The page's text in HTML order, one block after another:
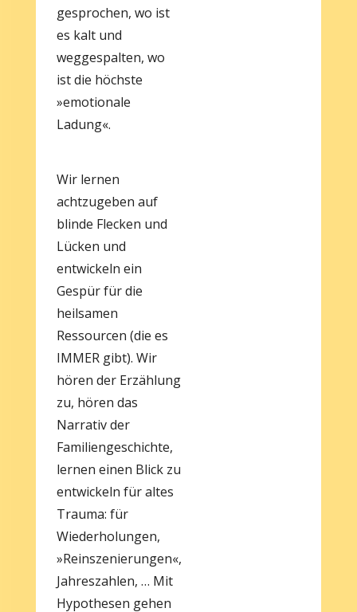
gesprochen, wo ist
es kalt und
weggespalten, wo
ist die höchste
»emotionale
Ladung«.
Wir lernen
achtzugeben auf
blinde Flecken und
Lücken und
entwickeln ein
Gespür für die
heilsamen
Ressourcen (die es
IMMER gibt). Wir
hören der Erzählung
zu, hören das
Narrativ der
Familiengeschichte,
lernen einen Blick zu
entwickeln für altes
Trauma: für
Wiederholungen,
»Reinszenierungen«,
Jahreszahlen, … Mit
Hypothesen gehen